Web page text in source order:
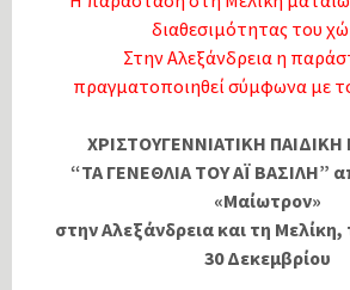
διαθεσιμότητας του
Στην Αλεξάνδρεια η
πραγματοποιηθεί σύμφωνα με
ΧΡΙΣΤΟΥΓΕΝΝΙΑΤΙΚΗ
“ΤΑ ΓΕΝΕΘΛΙΑ ΤΟΥ ΑΪ ΒΑΣΙΛΗ”
«Μαίωτρον»
στην Αλεξάνδρεια και τη
30 Δεκεμβρίου